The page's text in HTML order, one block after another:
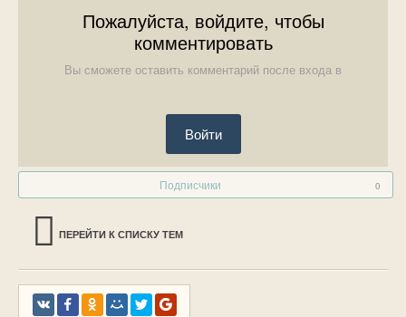
Пожалуйста, войдите, чтобы
комментировать
Вы сможете оставить комментарий после входа в
Войти
Подписчики 0
ПЕРЕЙТИ К СПИСКУ ТЕМ